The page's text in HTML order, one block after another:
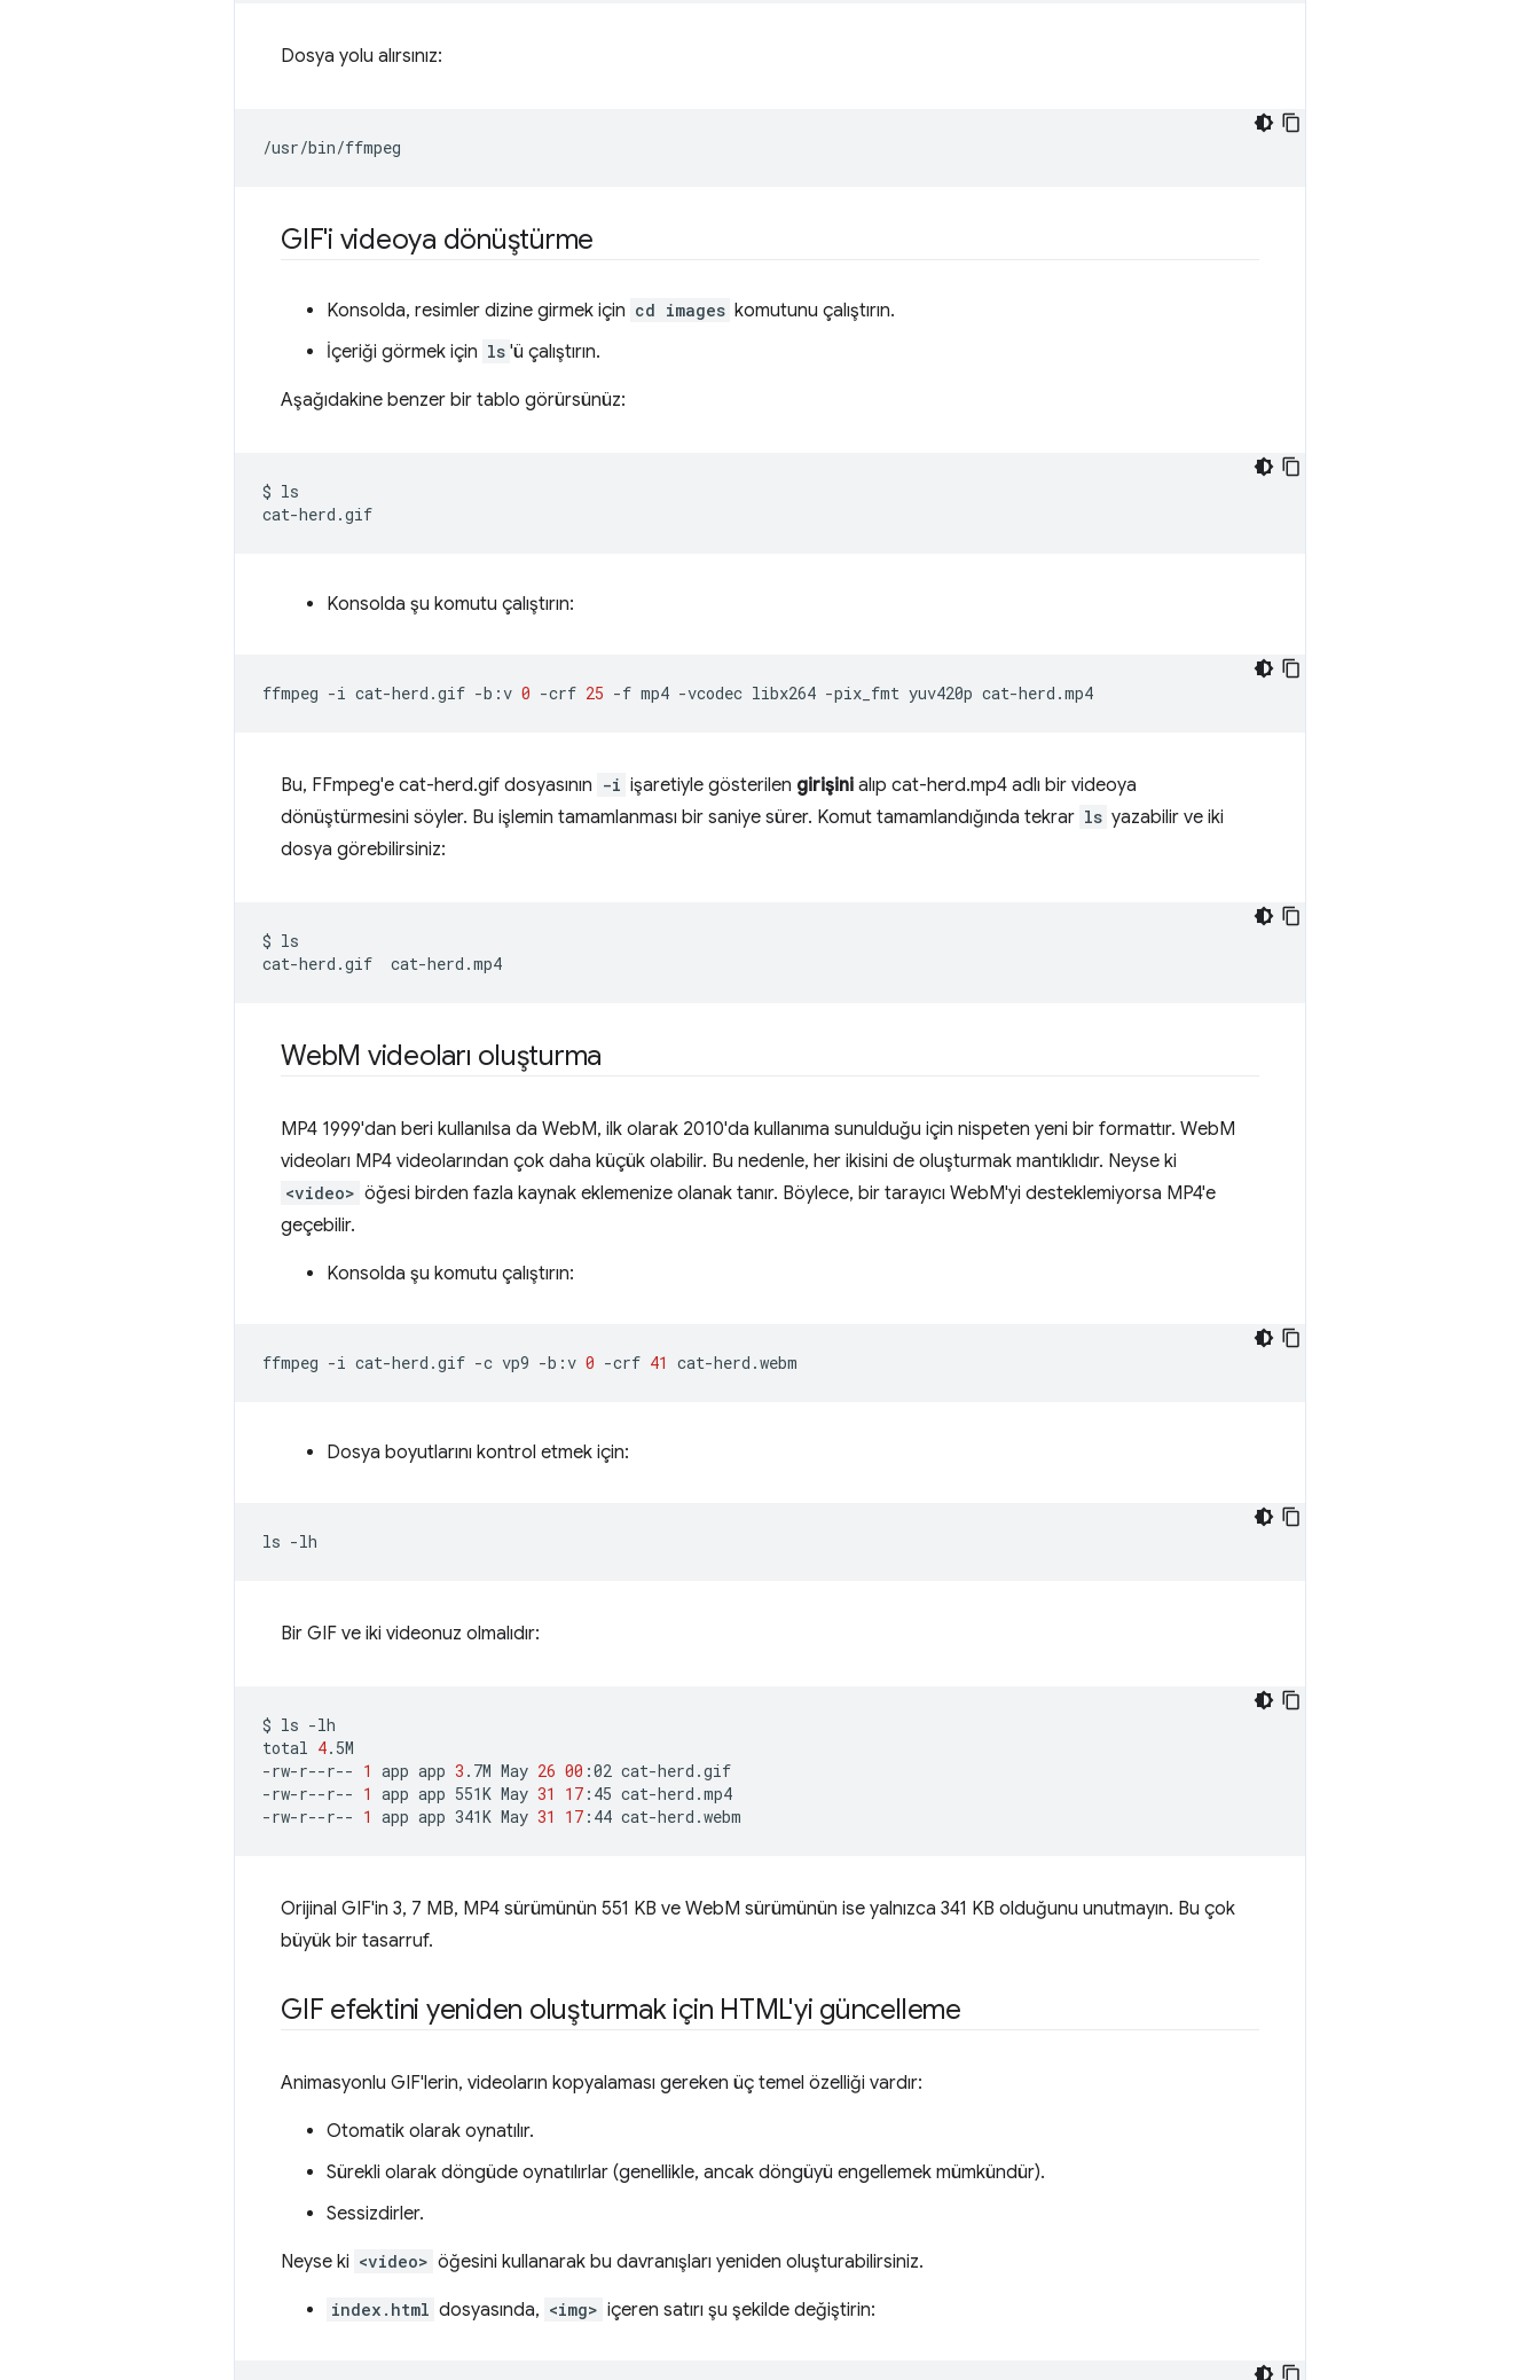
Dosya yolu alırsınız:
GIF'i videoya dönüştürme
Konsolda, resimler dizine girmek için cd images komutunu çalıştırın.
İçeriği görmek için ls 'ü çalıştırın.
Aşağıdakine benzer bir tablo görürsünüz:
$ ls
Konsolda şu komutu çalıştırın:
ffmpeg -i cat-herd.gif -b:v 0 -crf 25 -f mp4 -vcodec libx264 -pix_fmt yuv420p
Bu, FFmpeg'e cat-herd.gif dosyasının -i işaretiyle gösterilen girişini alıp cat-herd.mp4 adlı bir videoya
dönüştürmesini söyler. Bu işlemin tamamlanması bir saniye sürer. Komut tamamlandığında tekrar ls yazabilir ve iki
dosya görebilirsiniz:
$ ls
cat-herd.gif
WebM videoları oluşturma
MP4 1999'dan beri kullanılsa da WebM, ilk olarak 2010'da kullanıma sunulduğu için nispeten yeni bir formattır. WebM
videoları MP4 videolarından çok daha küçük olabilir. Bu nedenle, her ikisini de oluşturmak mantıklıdır. Neyse ki
<video> öğesi birden fazla kaynak eklemenize olanak tanır. Böylece, bir tarayıcı WebM'yi desteklemiyorsa MP4'e
geçebilir.
Konsolda şu komutu çalıştırın:
ffmpeg -i cat-herd.gif -c vp9 -b:v 0 -crf 41
Dosya boyutlarını kontrol etmek için:
ls
Bir GIF ve iki videonuz olmalıdır:
$ ls -lh
total 4.5M
-rw-r--r-- 1 app app 3 .7M May 26 00 :02 cat-herd.gif
-rw-r--r-- 1 app app 551K May 31 17 :45 cat-herd.mp4
-rw-r--r-- 1 app app 341K May 31 17 :44
Orijinal GIF'in 3, 7 MB, MP4 sürümünün 551 KB ve WebM sürümünün ise yalnızca 341 KB olduğunu unutmayın. Bu çok
büyük bir tasarruf.
GIF efektini yeniden oluşturmak için HTML'yi güncelleme
Animasyonlu GIF'lerin, videoların kopyalaması gereken üç temel özelliği vardır:
Otomatik olarak oynatılır.
Sürekli olarak döngüde oynatılırlar (genellikle, ancak döngüyü engellemek mümkündür).
Sessizdirler.
Neyse ki <video> öğesini kullanarak bu davranışları yeniden oluşturabilirsiniz.
index.html dosyasında, <img> içeren satırı şu şekilde değiştirin: